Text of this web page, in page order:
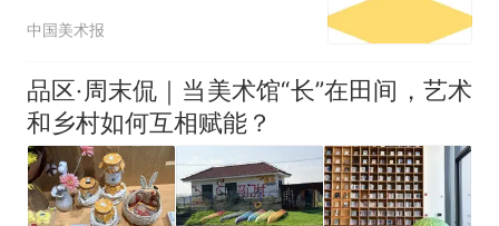
中国美术报
品区·周末侃｜当美术馆“长”在田间，艺术
和乡村如何互相赋能？